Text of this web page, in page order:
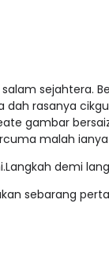
sejahtera.
dah rasanya
gambar
malah
demi
sebarang